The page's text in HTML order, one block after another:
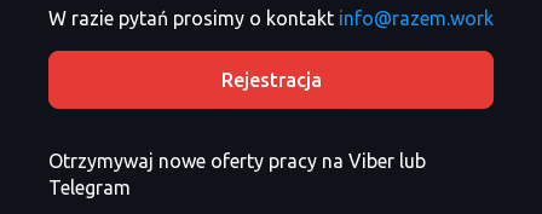
W razie pytań prosimy o kontakt info@razem.work
Rejestracja
Otrzymywaj nowe oferty pracy na Viber lub
Telegram